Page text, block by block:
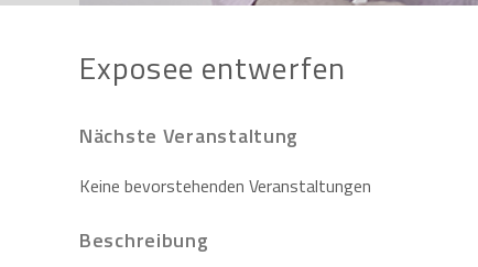
Exposee entwerfen
Nächste Veranstaltung
Keine bevorstehenden Veranstaltungen
Beschreibung